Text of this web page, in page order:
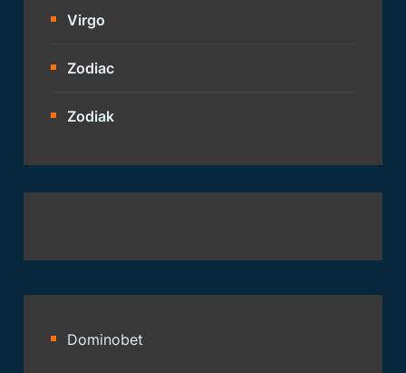
Virgo
Zodiac
Zodiak
Dominobet